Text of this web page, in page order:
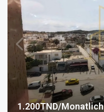
1.200TND/Monatlich